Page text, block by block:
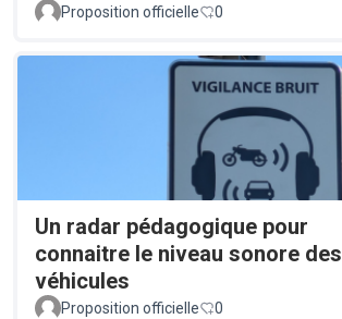
Proposition officielle 0
Un radar pédagogique pour
connaitre le niveau sonore des
véhicules
Proposition officielle 0